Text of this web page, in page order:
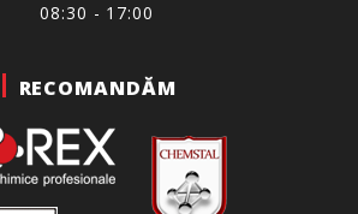
08:30 - 17:00
RECOMANDĂM